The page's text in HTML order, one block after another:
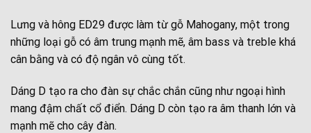
Lưng và hông ED29 được làm từ gỗ Mahogany, một trong
những loại gỗ có âm trung mạnh mẽ, âm bass và treble khá
cân bằng và có độ ngân vô cùng tốt.
Dáng D tạo ra cho đàn sự chắc chắn cũng như ngoại hình
mang đậm chất cổ điển. Dáng D còn tạo ra âm thanh lớn và
mạnh mẽ cho cây đàn.